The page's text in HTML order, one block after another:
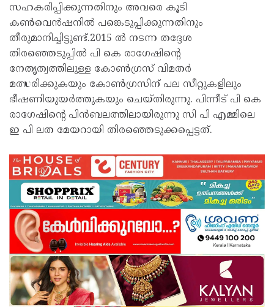
സഹകരിപ്പിക്കുന്നതിനും അവരെ കൂടി
കൺവെൻഷനിൽ പങ്കെടുപ്പിക്കുന്നതിനും
തീരുമാനിച്ചിട്ടുണ്ട്.2015 ൽ നടന്ന തദ്ദേശ
തിരഞ്ഞെടുപ്പിൽ പി കെ രാഗേഷിന്റെ
നേതൃത്വത്തിലുള്ള കോൺഗ്രസ് വിമതർ
മത്സരിക്കുകയും കോൺഗ്രസിന് പല സീറ്റുകളിലും
ഭീഷണിയുയർത്തുകയും ചെയ്തിരുന്നു. പിന്നീട് പി കെ
രാഗേഷിന്റെ പിൻബലത്തിലായിരുന്നു സി പി എമ്മിലെ
ഇ പി ലത മേയറായി തിരഞ്ഞെടുക്കപ്പെട്ടത്.